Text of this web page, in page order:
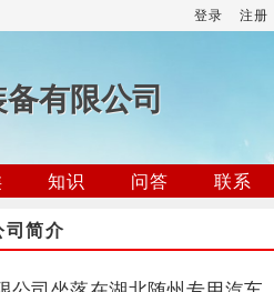
登录 注册
有限公司
知识 问答
联系
司简介